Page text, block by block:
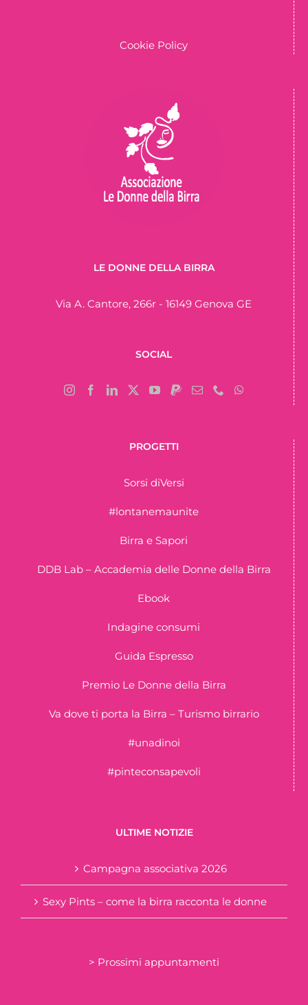
Cookie Policy
LE DONNE DELLA BIRRA
Via A. Cantore, 266r - 16149 Genova GE
SOCIAL
PROGETTI
Sorsi diVersi
#lontanemaunite
Birra e Sapori
DDB Lab – Accademia delle Donne della Birra
Ebook
Indagine consumi
Guida Espresso
Premio Le Donne della Birra
Va dove ti porta la Birra – Turismo birrario
#unadinoi
#pinteconsapevoli
ULTIME NOTIZIE
Campagna associativa 2026
Sexy Pints – come la birra racconta le donne
> Prossimi appuntamenti